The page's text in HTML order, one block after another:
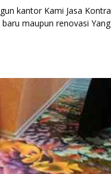
kantor Kami Jasa
maupun renovasi